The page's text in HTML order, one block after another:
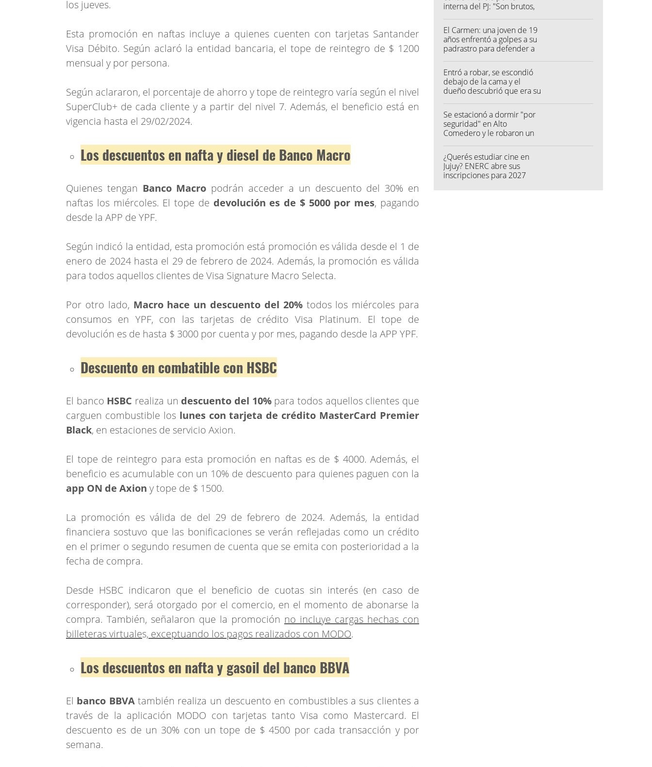
los jueves.
Esta promoción en naftas incluye a quienes cuenten con tarjetas Santander
Visa Débito. Según aclaró la entidad bancaria, el tope de reintegro de $ 1200
mensual y por persona.
Según aclararon, el porcentaje de ahorro y tope de reintegro varía según el nivel
SuperClub+ de cada cliente y a partir del nivel 7. Además, el beneficio está en
vigencia hasta el 29/02/2024.
Los descuentos en nafta y diesel de Banco Macro
Quienes tengan Banco Macro podrán acceder a un descuento del 30% en
naftas los miércoles. El tope de devolución es de $ 5000 por mes, pagando
desde la APP de YPF.
Según indicó la entidad, esta promoción está promoción es válida desde el 1 de
enero de 2024 hasta el 29 de febrero de 2024. Además, la promoción es válida
para todos aquellos clientes de Visa Signature Macro Selecta.
Por otro lado, Macro hace un descuento del 20%todos los miércoles para
consumos en YPF, con las tarjetas de crédito Visa Platinum. El tope de
devolución es de hasta $ 3000 por cuenta y por mes, pagando desde la APP YPF.
Descuento en combatible con HSBC
El banco HSBC realiza un descuento del 10%para todos aquellos clientes que
carguen combustible los lunes con tarjeta de crédito MasterCard Premier
Black, en estaciones de servicio Axion.
El tope de reintegro para esta promoción en naftas es de $ 4000. Además, el
beneficio es acumulable con un 10% de descuento para quienes paguen con la
app ON de Axion y tope de $ 1500.
La promoción es válida de del 29 de febrero de 2024. Además, la entidad
financiera sostuvo que las bonificaciones se verán reflejadas como un crédito
en el primer o segundo resumen de cuenta que se emita con posterioridad a la
fecha de compra.
Desde HSBC indicaron que el beneficio de cuotas sin interés (en caso de
corresponder), será otorgado por el comercio, en el momento de abonarse la
compra. También, señalaron que la promoción no incluye cargas hechas con
billeteras virtuales, exceptuando los pagos realizados con MODO.
Los descuentos en nafta y gasoil del banco BBVA
El banco BBVAtambién realiza un descuento en combustibles a sus clientes a
través de la aplicación MODO con tarjetas tanto Visa como Mastercard. El
descuento es de un 30% con un tope de $ 4500 por cada transacción y por
semana.
interna del PJ: "Son brutos,
El Carmen: una joven de 19
años enfrentó a golpes a su
padrastro para defender a
Entró a robar, se escondió
debajo de la cama y el
dueño descubrió que era su
Se estacionó a dormir "por
seguridad" en Alto
Comedero y le robaron un
¿Querés estudiar cine en
Jujuy? ENERC abre sus
inscripciones para 2027